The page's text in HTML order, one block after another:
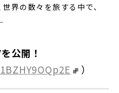
界の数々を旅する中で、
公開！
）